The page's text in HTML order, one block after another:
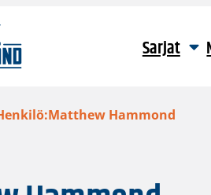
Sarjat
Matthew Hammond